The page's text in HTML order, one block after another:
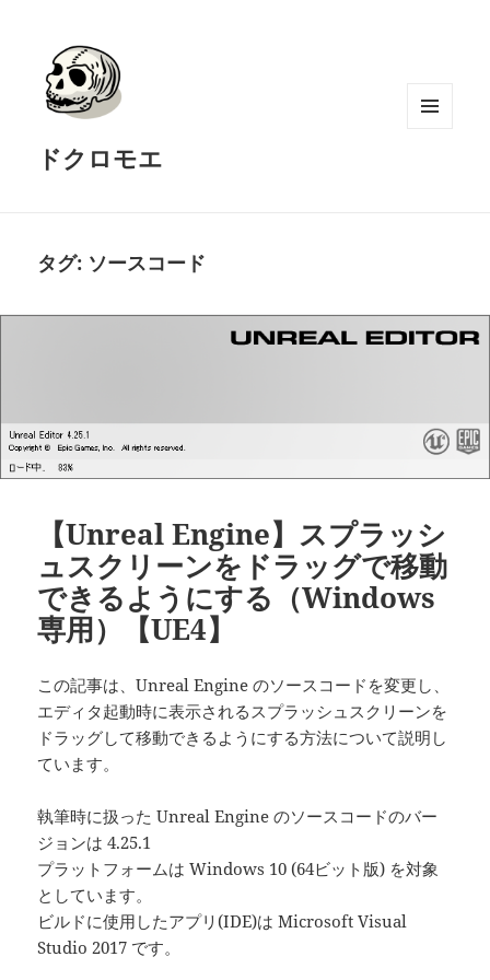
ドクロモエ
タグ: ソースコード
【Unreal Engine】スプラッシ
ュスクリーンをドラッグで移動
できるようにする（Windows
専用）【UE4】
この記事は、Unreal Engine のソースコードを変更し、
エディタ起動時に表示されるスプラッシュスクリーンを
ドラッグして移動できるようにする方法について説明し
ています。
執筆時に扱った Unreal Engine のソースコードのバー
ジョンは 4.25.1
プラットフォームは Windows 10 (64ビット版) を対象
としています。
ビルドに使用したアプリ(IDE)は Microsoft Visual
Studio 2017 です。